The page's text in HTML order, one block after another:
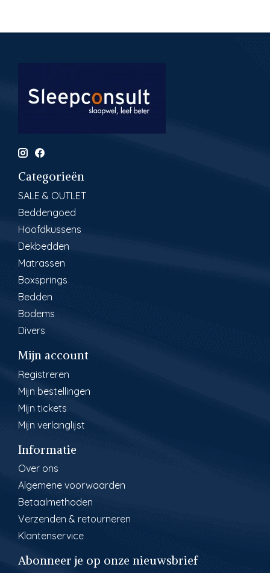
Categorieën
SALE & OUTLET
Beddengoed
Hoofdkussens
Dekbedden
Matrassen
Boxsprings
Bedden
Bodems
Divers
Mijn account
Registreren
Mijn bestellingen
Mijn tickets
Mijn verlanglijst
Informatie
Over ons
Algemene voorwaarden
Betaalmethoden
Verzenden & retourneren
Klantenservice
Abonneer je op onze nieuwsbrief